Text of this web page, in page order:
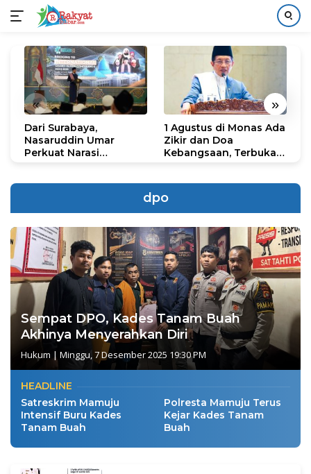
konten
« »
Dari Surabaya,
Nasaruddin Umar
Perkuat Narasi
1 Agustus di Monas Ada
Zikir dan Doa
Kebangsaan, Terbuka
dpo
Sempat DPO, Kades Tanam Buah
Akhinya Menyerahkan Diri
Hukum | Minggu, 7 Desember 2025 19:30 PM
HEADLINE
Satreskrim Mamuju
Intensif Buru Kades
Tanam Buah
Polresta Mamuju Terus
Kejar Kades Tanam
Buah